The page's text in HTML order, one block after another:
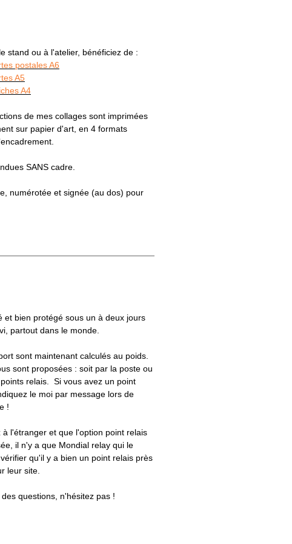
stand ou à l'atelier, bénéficiez de :
postales A6
A5
A4
de mes collages sont imprimées
sur papier d'art, en 4 formats
SANS cadre.
numérotée et signée (au dos) pour
et bien protégé sous un à deux jours
partout dans le monde.
sont maintenant calculés au poids.
sont proposées : soit par la poste ou
relais. Si vous avez un point
le moi par message lors de
!
à l'étranger et que l'option point relais
il n'y a que Mondial relay qui le
qu'il y a bien un point relais près
leur site.
questions, n'hésitez pas !